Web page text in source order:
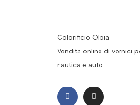
Colorificio Olbia
Vendita online di vernici
nautica e auto